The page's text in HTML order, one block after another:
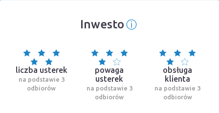
InwestoⓘInformacja o
liczba usterek
na podstawie 3
odbiorów
powaga
usterek
na podstawie 3
odbiorów
obsługa
klienta
na podstawie 3
odbiorów